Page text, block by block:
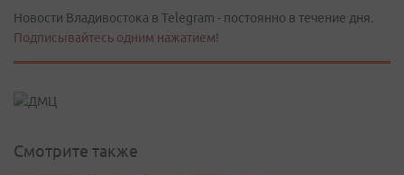
Новости Владивостока в Telegram - постоянно в течение дня.
Подписывайтесь одним нажатием!
Смотрите также